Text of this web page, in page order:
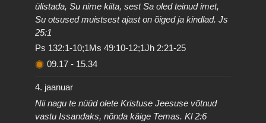
ülistada, Su nime kiita, sest Sa oled teinud imet,
Su otsused muistsest ajast on õiged ja kindlad. Js
25:1
Ps 132:1-10;1Ms 49:10-12;1Jh 2:21-25
09.17 - 15.34
4. jaanuar
Nii nagu te nüüd olete Kristuse Jeesuse võtnud
vastu Issandaks, nõnda käige Temas. Kl 2:6